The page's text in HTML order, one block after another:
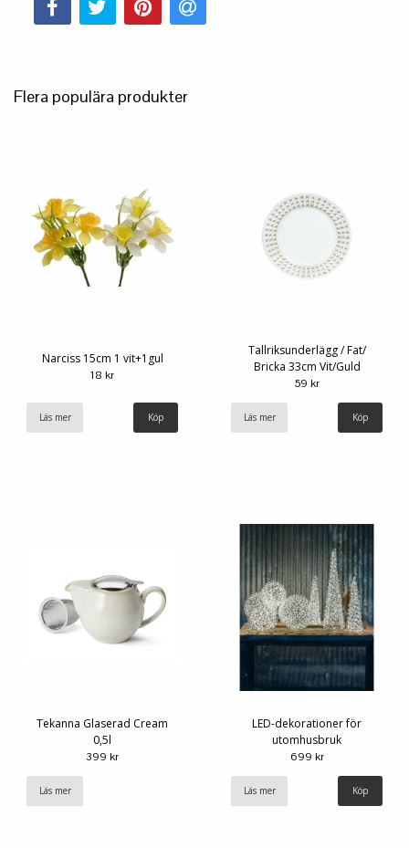
Flera populära produkter
Narciss 15cm 1 vit+1gul
18 kr
Läs mer
Tallriksunderlägg / Fat/
Bricka 33cm Vit/Guld
59 kr
Läs mer
Tekanna Glaserad Cream
0,5l
399 kr
Läs mer
LED-dekorationer för
utomhusbruk
699 kr
Läs mer Köp